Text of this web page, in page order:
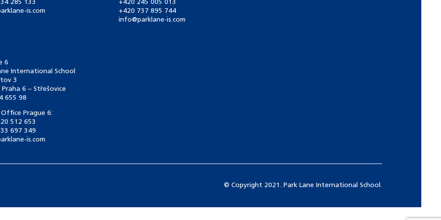
285 133
is.com
+420 245 005 013
+420 737 895 744
info@parklane-is.com
6
International School
3
6 – Střešovice
655 98
Office Prague 6:
512 653
697 349
is.com
© Copyright 2021. Park Lane International School.